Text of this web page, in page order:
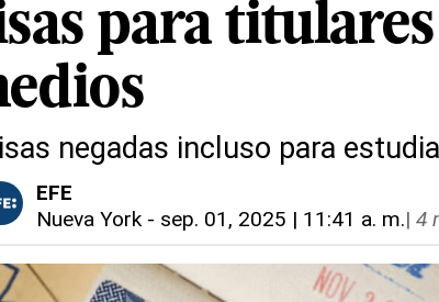
para
negadas incluso para
EFE
Nueva York- sep. 01, 2025 | 11:41 a. m.| 4